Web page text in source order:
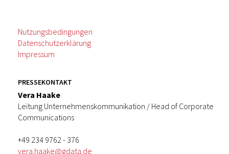
Nutzungsbedingungen
Datenschutzerklärung
Impressum
PRESSEKONTAKT
Vera Haake
Leitung Unternehmenskommunikation / Head of Corporate
Communications
+49 234 9762 - 376
vera.haake@gdata.de